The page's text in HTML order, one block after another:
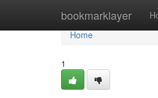
bookmarklayer
Home
Home
1